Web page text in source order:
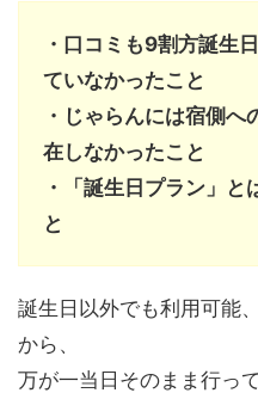
・口コミも9割方誕生
ていなかったこと
・じゃらんには宿側
在しなかったこと
・「誕生日プラン」と
と
誕生日以外でも利用可能
から、
万が一当日そのまま行っ